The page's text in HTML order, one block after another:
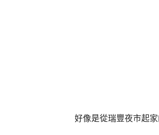
好像是從瑞豐夜市起